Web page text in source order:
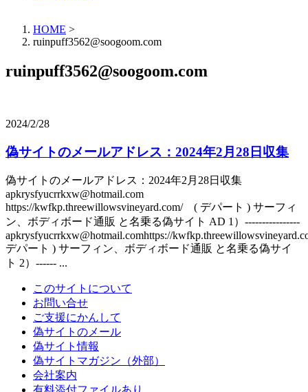
HOME >
ruinpuff3562@soogoom.com
ruinpuff3562@soogoom.com
2024/2/28
偽サイトのメールアドレス：2024年2月28日収集
偽サイトのメールアドレス：2024年2月28日収集
apkrysfyucrrkxw@hotmail.com
https://kwfkp.threewillowsvineyard.com/ ( デパート ) サーフィ
ン、ボディボード通販 と名乗る偽サイト AD 1）----------------
apkrysfyucrrkxw@hotmail.comhttps://
デパート ) サーフィン、ボディボード通販 と名乗る偽サイ
ト 2）------ ...
このサイトについて
お問い合せ
ご支援にかんして
偽サイトのメール
偽サイト情報
偽サイトマガジン（外部）
会社案内